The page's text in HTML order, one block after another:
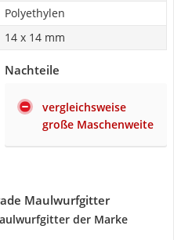
Polyethylen
14 x 14 mm
Nachteile
vergleichsweise
große Maschenweite
Maulwurfgitter
der Marke